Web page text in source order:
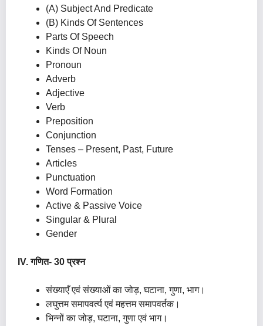
(A) Subject And Predicate
(B) Kinds Of Sentences
Parts Of Speech
Kinds Of Noun
Pronoun
Adverb
Adjective
Verb
Preposition
Conjunction
Tenses – Present, Past, Future
Articles
Punctuation
Word Formation
Active & Passive Voice
Singular & Plural
Gender
IV. गणित- 30 प्रश्न
संख्याएँ एवं संख्याओं का जोड़, घटाना, गुणा, भाग।
लघुत्तम समापवर्त्य एवं महत्तम समापवर्तक।
भिन्नों का जोड़, घटाना, गुणा एवं भाग।